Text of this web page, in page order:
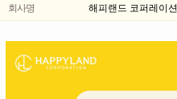
회사명
해피랜드 코퍼레이션